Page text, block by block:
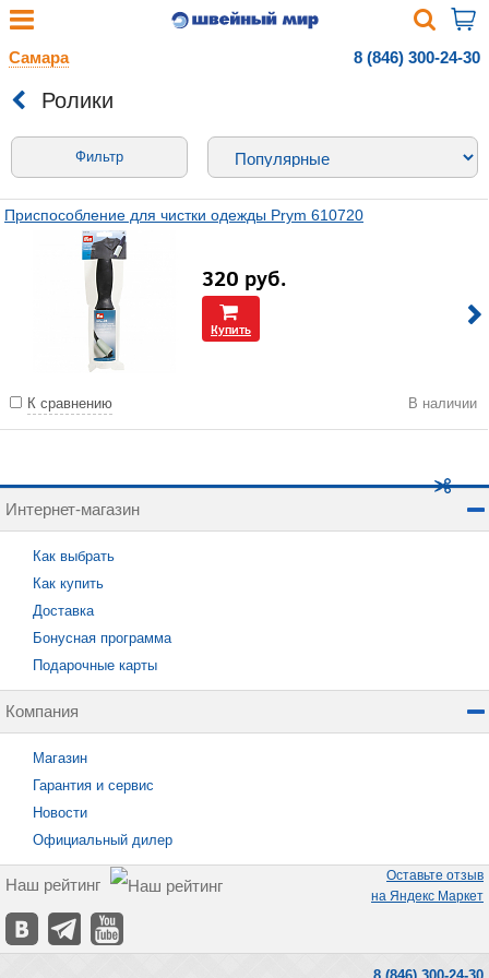
Самара 8 (846) 300-24-30
Ролики
Фильтр
Приспособление для чистки одежды Prym 610720
320 руб.
Купить
К сравнению В наличии
Интернет-магазин
Как выбрать
Как купить
Доставка
Бонусная программа
Подарочные карты
Компания
Магазин
Гарантия и сервис
Новости
Официальный дилер
Наш рейтинг
Оставьте отзыв
на Яндекс Маркет